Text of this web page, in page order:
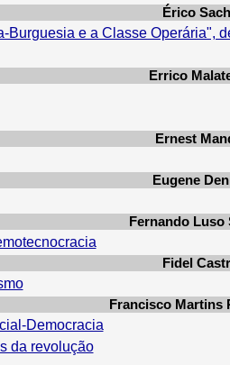
Érico
e a Classe Operária",
Errico
Ernest
Eugene
Fernando Luso
Fidel
Francisco Martins
Democracia
da revolução